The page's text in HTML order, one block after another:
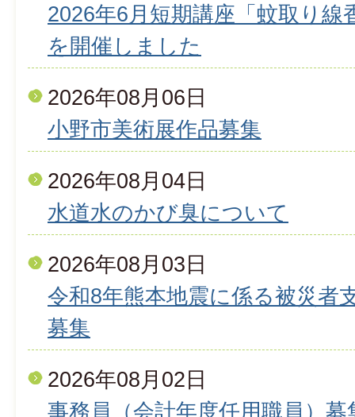
2026年6月短期講座「蚊取り
を開催しました
2026年08月06日
小野市美術展作品募集
2026年08月04日
水道水のかび臭について
2026年08月03日
令和8年熊本地震に係る被災者
募集
2026年08月02日
事務員（会計年度任用職員）募